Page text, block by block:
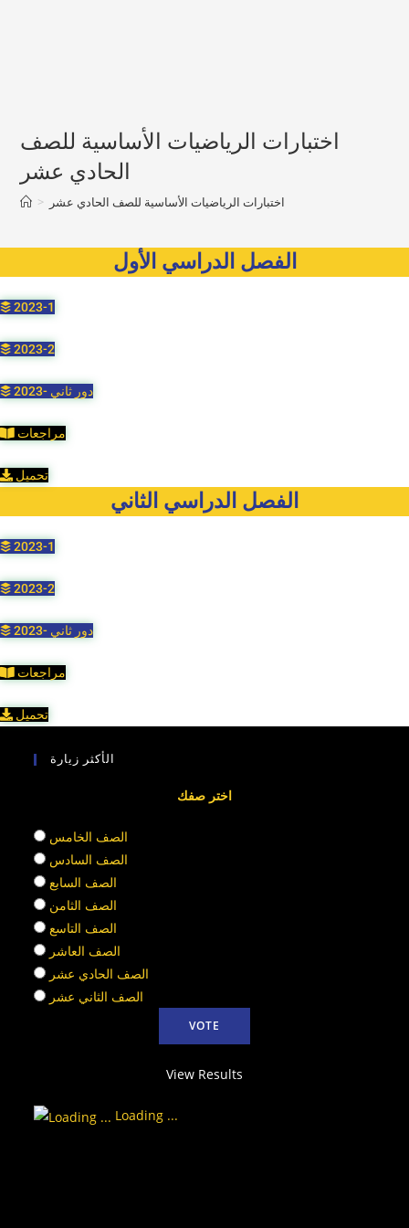
اختبارات الرياضيات الأساسية للصف
الحادي عشر
> اختبارات الرياضيات الأساسية للصف الحادي عشر
الفصل الدراسي الأول
2023-1
2023-2
2023- دور ثاني
مراجعات
تحميل
الفصل الدراسي الثاني
2023-1
2023-2
2023- دور ثاني
مراجعات
تحميل
الأكثر زيارة
اختر صفك
الصف الخامس
الصف السادس
الصف السابع
الصف الثامن
الصف التاسع
الصف العاشر
الصف الحادي عشر
الصف الثاني عشر
View Results
Loading ...